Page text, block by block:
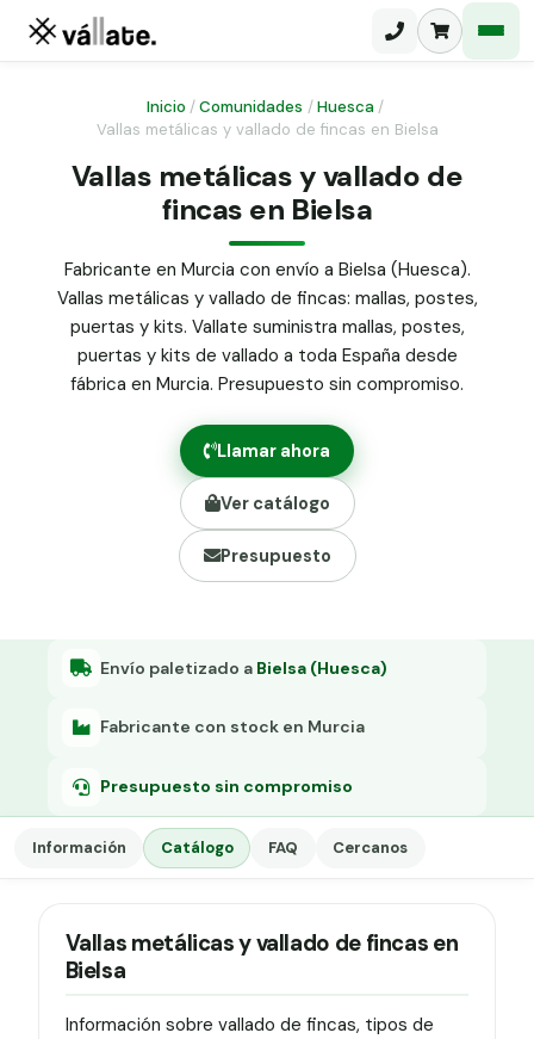
Malla ganadera
Malla simple torsión
Malla triple torsión
Panel malla H.
Puerta abatible dos hojas
Puerta acceso peatonal
Poste malla Hércules
Poste malla simple torsión
Alambre de espino galvanizado
Alambre liso galvanizado
Malla ocultación 70 g/m² verde
Abrazadera PVC malla H.
Grapa malla H.
Inicio /Comunidades / Huesca /
Vallas metálicas y vallado de fincas en Bielsa
Vallas metálicas y vallado de
fincas en Bielsa
Fabricante en Murcia con envío a Bielsa (Huesca).
Vallas metálicas y vallado de fincas: mallas, postes,
puertas y kits. Vallate suministra mallas, postes,
puertas y kits de vallado a toda España desde
fábrica en Murcia. Presupuesto sin compromiso.
Llamar ahora
Ver catálogo
Presupuesto
Envío paletizado a Bielsa (Huesca)
Fabricante con stock en Murcia
Presupuesto sin compromiso
Información Catálogo FAQ Cercanos
Vallas metálicas y vallado de fincas en
Bielsa
Información sobre vallado de fincas, tipos de